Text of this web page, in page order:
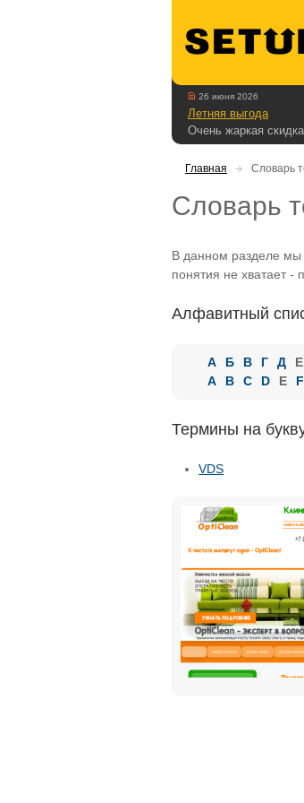
26 июня 2026
Летняя выгода
Очень жаркая
Главная Словарь
Словарь
В данном разделе мы
понятия не хватает -
Алфавитный
А Б В Г Д Е
A
B C D E F
Термины на
VDS